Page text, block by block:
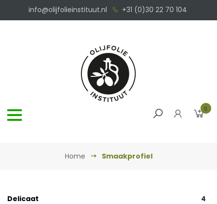
info@olijfolieinstituut.nl +31 (0)30 22 70 104
0
Home Smaakprofiel
Delicaat 4